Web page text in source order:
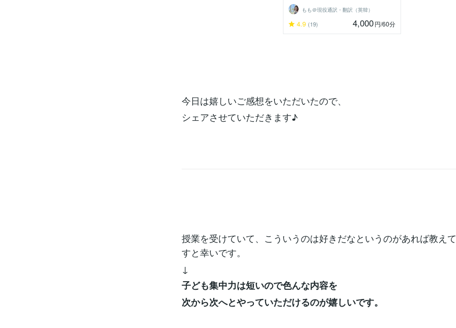
もも＠現役通訳・翻訳（英韓）
4.9 (19) 4,000円/60分
今日は嬉しいご感想をいただいたので、
シェアさせていただきます♪
授業を受けていて、こういうのは好きだなというのがあれば教え
すと幸いです。
↓
子ども集中力は短いので色んな内容を
次から次へとやっていただけるのが嬉しいです。